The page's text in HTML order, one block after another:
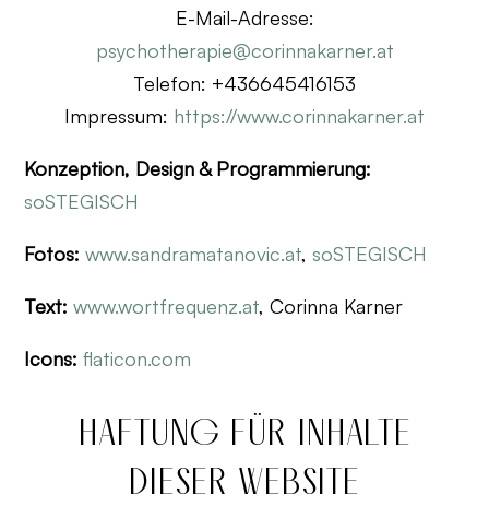
E-Mail-Adresse:
psychotherapie@corinnakarner.at
Telefon: +436645416153
Impressum: https://www.corinnakarner.at
Konzeption, Design & Programmierung:
soSTEGISCH
Fotos:www.sandramatanovic.at,soSTEGISCH
Text:www.wortfrequenz.at, Corinna Karner
Icons:flaticon.com
HAFTUNG FÜR INHALTE
DIESER WEBSITE